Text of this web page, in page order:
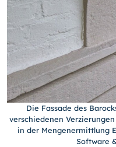
Die Fassade des
verschiedenen
in der Mengenermittlung
Software